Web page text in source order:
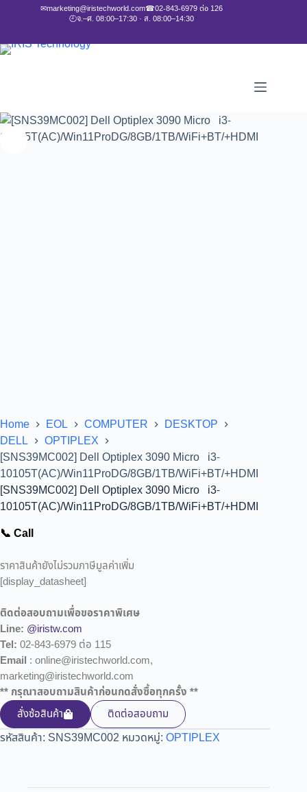
✉marketing@iristechworld.com☎02-843-6979 ต่อ 126
🕘จ.–ศ. 08:00–17:30 · ส. 08:00–14:30
Home EOL COMPUTER
DESKTOP
DELL
OPTIPLEX
[SNS39MC002] Dell Optiplex 3090 Micro i3-
10105T(AC)/Win11ProDG/8GB/1TB/WiFi+BT/+HDMI
[SNS39MC002] Dell Optiplex 3090 Micro i3-
10105T(AC)/Win11ProDG/8GB/1TB/WiFi+BT/+HDMI
📞 Call
ราคาสินค้ายังไม่รวมภาษีมูลค่าเพิ่ม
[display_datasheet]
ติดต่อสอบถามเพื่อขอราคาพิเศษ
Line: @iristw.com
Tel: 02-843-6979 ต่อ 115
Email : online@iristechworld.com,
marketing@iristechworld.com
** กรุณาสอบถามสินค้าก่อนกดสั่งซื้อทุกครั้ง **
สั่งซ้อสินค้า
ติดต่อสอบถาม
รหัสสินค้า: SNS39MC002 หมวดหมู่: OPTIPLEX